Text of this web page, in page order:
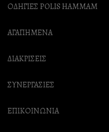
ΟΔΗΓΙΕΣ POLIS HAMMAM
ΑΓΑΠΗΜΕΝΑ
ΔΙΑΚΡΙΣΕΙΣ
ΣΥΝΕΡΓΑΣΙΕΣ
ΕΠΙΚΟΙΝΩΝΙΑ